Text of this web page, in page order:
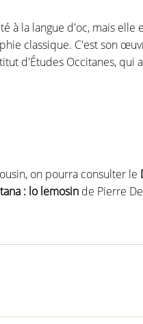
à la langue d'oc, mais elle
classique. C'est son
d'Études Occitanes, qui
on pourra consulter le
: lo lemosin de Pierre